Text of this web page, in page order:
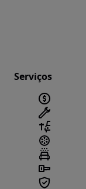
Serviços